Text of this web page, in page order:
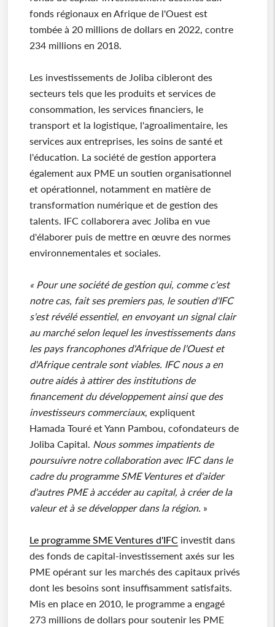
fonds régionaux en Afrique de l'Ouest est
tombée à 20 millions de dollars en 2022, contre
234 millions en 2018.
Les investissements de Joliba cibleront des
secteurs tels que les produits et services de
consommation, les services financiers, le
transport et la logistique, l'agroalimentaire, les
services aux entreprises, les soins de santé et
l'éducation. La société de gestion apportera
également aux PME un soutien organisationnel
et opérationnel, notamment en matière de
transformation numérique et de gestion des
talents. IFC collaborera avec Joliba en vue
d'élaborer puis de mettre en œuvre des normes
environnementales et sociales.
« Pour une société de gestion qui, comme c'est
notre cas, fait ses premiers pas, le soutien d'IFC
s'est révélé essentiel, en envoyant un signal clair
au marché selon lequel les investissements dans
les pays francophones d'Afrique de l'Ouest et
d'Afrique centrale sont viables. IFC nous a en
outre aidés à attirer des institutions de
financement du développement ainsi que des
investisseurs commerciaux, expliquent
Hamada Touré et Yann Pambou, cofondateurs de
Joliba Capital. Nous sommes impatients de
poursuivre notre collaboration avec IFC dans le
cadre du programme SME Ventures et d'aider
d'autres PME à accéder au capital, à créer de la
valeur et à se développer dans la région. »
Le programme SME Ventures d'IFCinvestit dans
des fonds de capital-investissement axés sur les
PME opérant sur les marchés des capitaux privés
dont les besoins sont insuffisamment satisfaits.
Mis en place en 2010, le programme a engagé
273 millions de dollars pour soutenir les PME